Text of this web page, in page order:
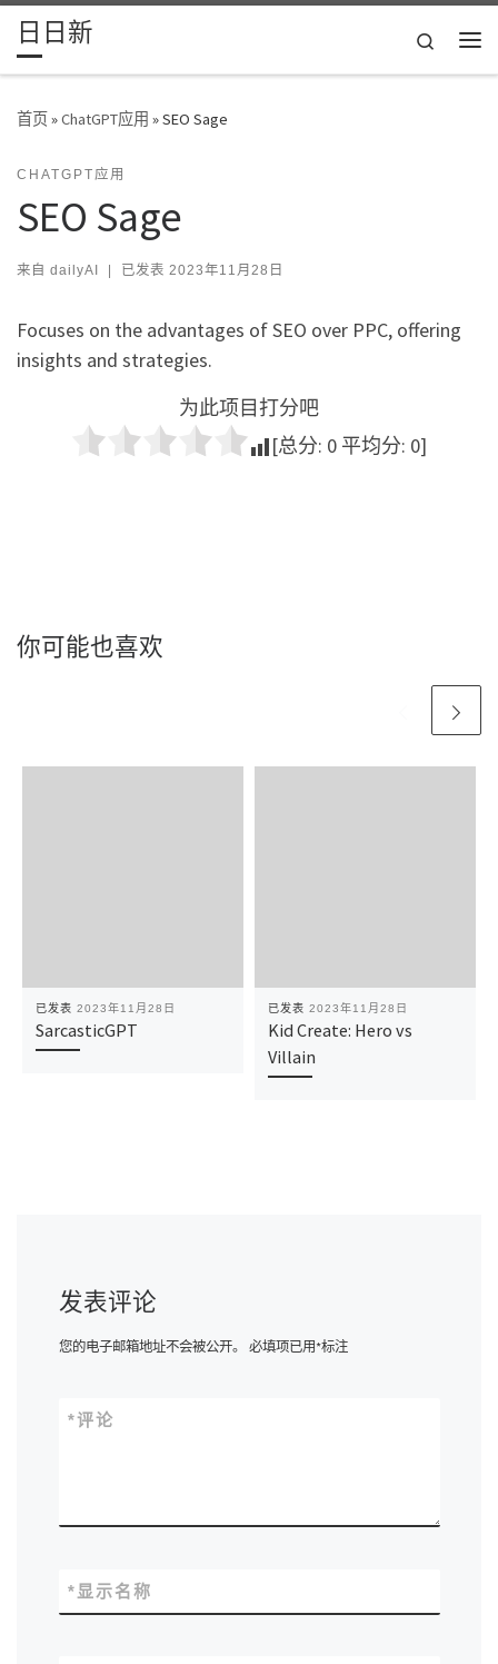
Skip to content
日日新
Search
首页»ChatGPT应用 »SEO Sage
CHATGPT应用
SEO Sage
来自 dailyAI | 已发表 2023年11月28日
Focuses on the advantages of SEO over PPC, offering
insights and strategies.
为此项目打分吧
[总分: 0 平均分: 0]
你可能也喜欢
已发表 2023年11月28日
SarcasticGPT
已发表 2023年11月28日
Kid Create: Hero vs
Villain
发表评论
您的电子邮箱地址不会被公开。 必填项已用*标注
评论
*
显示名称
*